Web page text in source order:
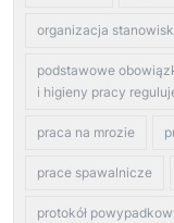
organizacja
podstawowe
i higieny pracy
praca na mrozie
prace spawalnicze
protokół